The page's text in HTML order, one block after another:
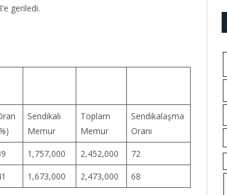
geriledi.
Sendikalı
Memur
Toplam
Memur
Sendikalaşma
Oranı
1,757,000 2,452,000
72
1,673,000 2,473,000 68